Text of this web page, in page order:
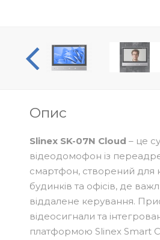
Опис
Slinex SK-07N Cloud – це
відеодомофон із
смартфон, створений для
будинків та офісів, де
віддалене керування.
відеосигнали та
платформою Slinex Smart